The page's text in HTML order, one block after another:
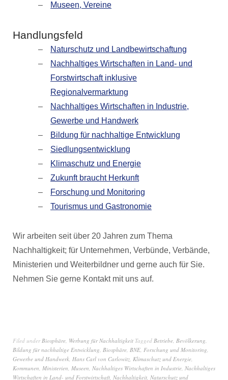
Museen, Vereine
Handlungsfeld
Naturschutz und Landbewirtschaftung
Nachhaltiges Wirtschaften in Land- und
Forstwirtschaft inklusive
Regionalvermarktung
Nachhaltiges Wirtschaften in Industrie,
Gewerbe und Handwerk
Bildung für nachhaltige Entwicklung
Siedlungsentwicklung
Klimaschutz und Energie
Zukunft braucht Herkunft
Forschung und Monitoring
Tourismus und Gastronomie
Wir arbeiten seit über 20 Jahren zum Thema
Nachhaltigkeit; für Unternehmen, Verbünde, Verbände,
Ministerien und Weiterbildner und gerne auch für Sie.
Nehmen Sie gerne Kontakt mit uns auf.
Filed underBiosphäre, Werbung für Nachhaltigkeit Tagged Betriebe, Bevölkerung,
Bildung für nachhaltige Entwicklung, Biosphäre, BNE, Forschung und Monitoring,
Gewerbe und Handwerk, Hans Carl von Carlowitz, Klimaschutz und Energie,
Kommunen, Ministerien, Museen, Nachhaltiges Wirtschaften in Industrie, Nachhaltiges
Wirtschaften in Land- und Forstwirtschaft, Nachhaltigkeit, Naturschutz und